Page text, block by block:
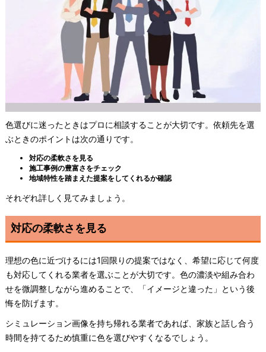
色選びに迷ったときはプロに相談することが大切です。依頼先を選
ぶときのポイントは次の通りです。
対応の柔軟さを見る
施工事例の豊富さをチェック
地域特性を踏まえた提案をしてくれるか確認
それぞれ詳しく見てみましょう。
対応の柔軟さを見る
理想の色に近づけるには1回限りの提案ではなく、希望に応じて何度
も対応してくれる業者を選ぶことが大切です。色の濃淡や組み合わ
せを微調整しながら進めることで、「イメージと違った」という後
悔を防げます。
シミュレーション画像を持ち帰れる業者であれば、家族と話し合う
時間を持てるため慎重に色を選びやすくなるでしょう。